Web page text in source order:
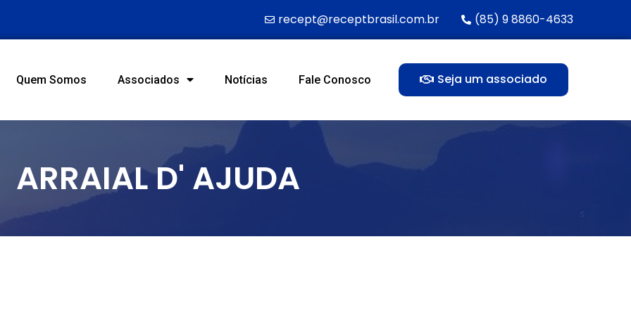
recept@receptbrasil.com.br (85) 9 8860-4633
Quem Somos Associados Notícias Fale Conosco Seja um associado
ARRAIAL D' AJUDA